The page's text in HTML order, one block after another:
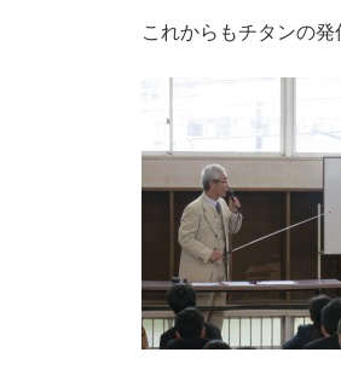
これからもチタンの発